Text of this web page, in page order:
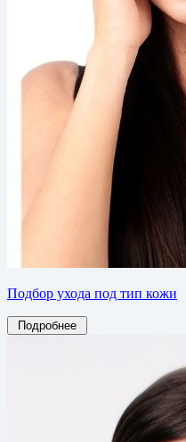
Подбор ухода под тип кожи
Подробнее